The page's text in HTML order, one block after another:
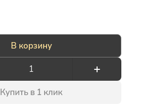
В корзину
Купить в 1 клик